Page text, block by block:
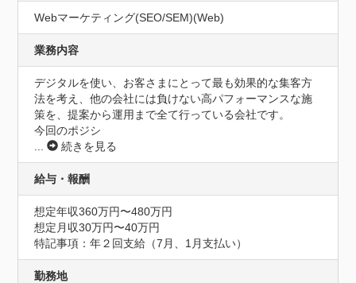
Webマーケティング(SEO/SEM)(Web)
業務内容
デジタルを使い、お客さまにとって最も効果的な集客方
法を考え、他の会社には負けない高パフォーマンスな施
策を、提案から運用まで全て行っている会社です。
今回のポジシ
...
続きを見る
給与・報酬
想定年収360万円〜480万円
想定月収30万円〜40万円
特記事項：年２回支給（7月、1月支払い）
勤務地